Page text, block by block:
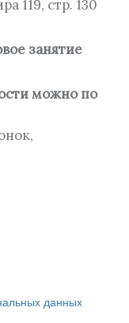
119, стр. 130
занятие
можно по
данных